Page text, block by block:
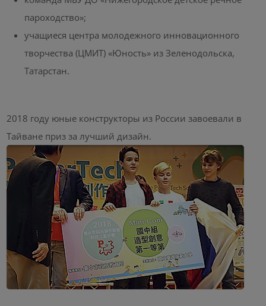
пароходство»;
учащиеся центра молодежного инновационного
творчества (ЦМИТ) «Юность» из Зеленодольска,
Татарстан.
2018 году юные конструкторы из России завоевали в
Тайване приз за лучший дизайн.